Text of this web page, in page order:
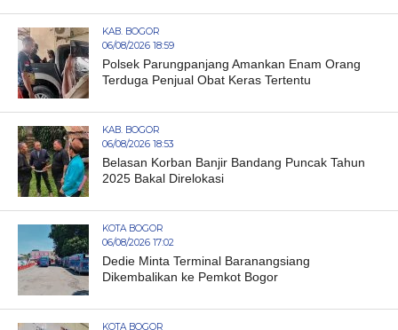
KAB. BOGOR
06/08/2026 18:59
Polsek Parungpanjang Amankan Enam Orang
Terduga Penjual Obat Keras Tertentu
KAB. BOGOR
06/08/2026 18:53
Belasan Korban Banjir Bandang Puncak Tahun
2025 Bakal Direlokasi
KOTA BOGOR
06/08/2026 17:02
Dedie Minta Terminal Baranangsiang
Dikembalikan ke Pemkot Bogor
KOTA BOGOR